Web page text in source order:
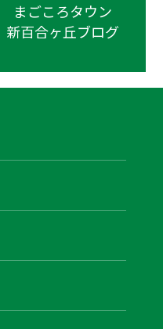
まごころタウン
新百合ヶ丘ブログ